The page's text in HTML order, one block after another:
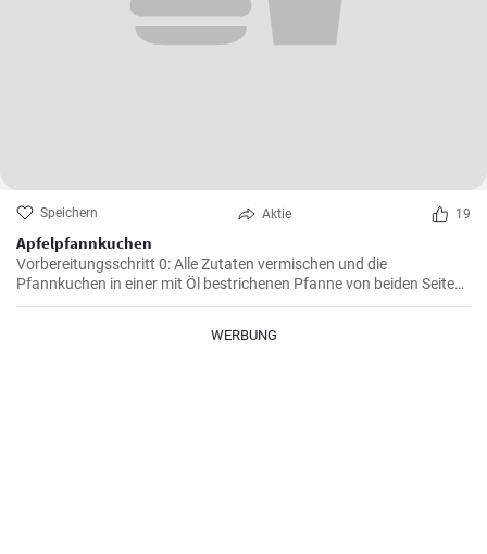
Speichern Aktie 19
Apfelpfannkuchen
Vorbereitungsschritt 0: Alle Zutaten vermischen und die
Pfannkuchen in einer mit Öl bestrichenen Pfanne von beiden Seiten
braten.
WERBUNG